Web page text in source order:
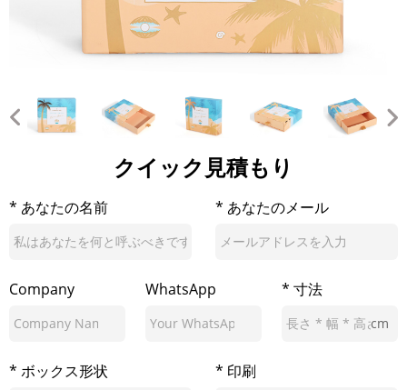
クイック見積もり
* あなたの名前 * あなたのメール
Company WhatsApp * 寸法
cm
* ボックス形状 * 印刷